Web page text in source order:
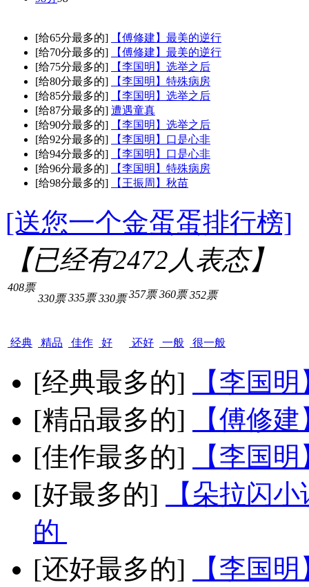
[给65分最多的]
【傅修建】最美的逆行
[给70分最多的]
【傅修建】最美的逆行
[给75分最多的]
【李国明】选举之后
[给80分最多的]
【李国明】特殊病房
[给85分最多的]
【李国明】选举之后
[给87分最多的] 遭遇童真
[给90分最多的]
【李国明】选举之后
[给92分最多的]
【李国明】口是心非
[给94分最多的]
【李国明】口是心非
[给96分最多的]
【李国明】特殊病房
[给98分最多的]
【王振周】秋苗
[送您一个金蛋蛋排行榜]
【已经有2472人表态】
408票
经典
330票
精品
335票
佳作
330票
好
357票
还好
360票
一般
352票
很一般
[经典最多的]
【李国
[精品最多的]
【傅修
[佳作最多的]
【李国
[好最多的]
【朵拉闪
的
[还好最多的]
【李国